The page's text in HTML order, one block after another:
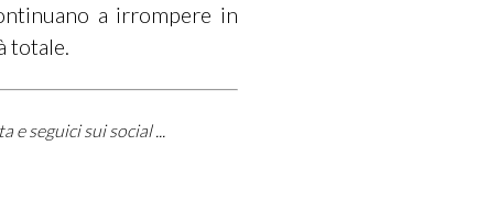
a irrompere in
totale.
seguici sui social ...